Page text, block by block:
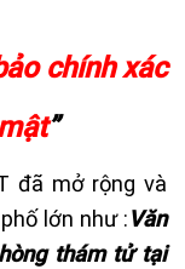
chính xác
”
đã mở rộng và
lớn như :Văn
thám tử tại